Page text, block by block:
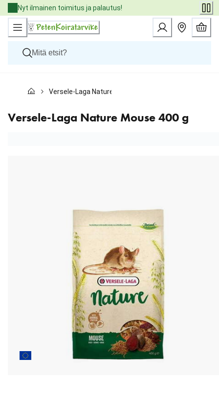
Skip
to
Content
Nyt ilmainen toimitus ja palautus!
Kissat
Eläinlääkäriruoat
Tuotemerkit
Versele-Laga Nature Mouse 400 g
Versele-Laga Nature Mouse 400 g